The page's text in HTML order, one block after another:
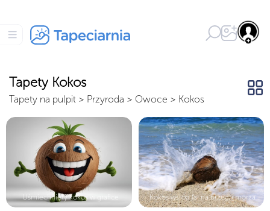
Tapety Kokos
Tapety na pulpit > Przyroda > Owoce > Kokos
Uśmiechnięty kokos w grafice Kokos wśród fal na brzegu morza